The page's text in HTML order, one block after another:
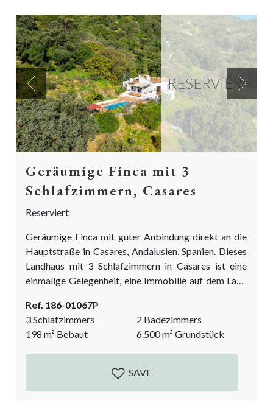
RESERVIERT
Previous Next
Geräumige Finca mit 3
Schlafzimmern, Casares
Reserviert
Geräumige Finca mit guter Anbindung direkt an die
Hauptstraße in Casares, Andalusien, Spanien. Dieses
Landhaus mit 3 Schlafzimmern in Casares ist eine
einmalige Gelegenheit, eine Immobilie auf dem Land
Es sind Renovierungsarbeiten erforderlich, um es auf
den neuesten Stand zu bringen und wieder voll
funktionsfähig zu machen. Es ist eine zusätzliche
Investition von ungefährer 100.000 € erforderlich.
Wenn man das Haus...
Ref. 186-01067P
3 Schlafzimmers
2 Badezimmers
198m² Bebaut 6.500m² Grundstück
SAVE